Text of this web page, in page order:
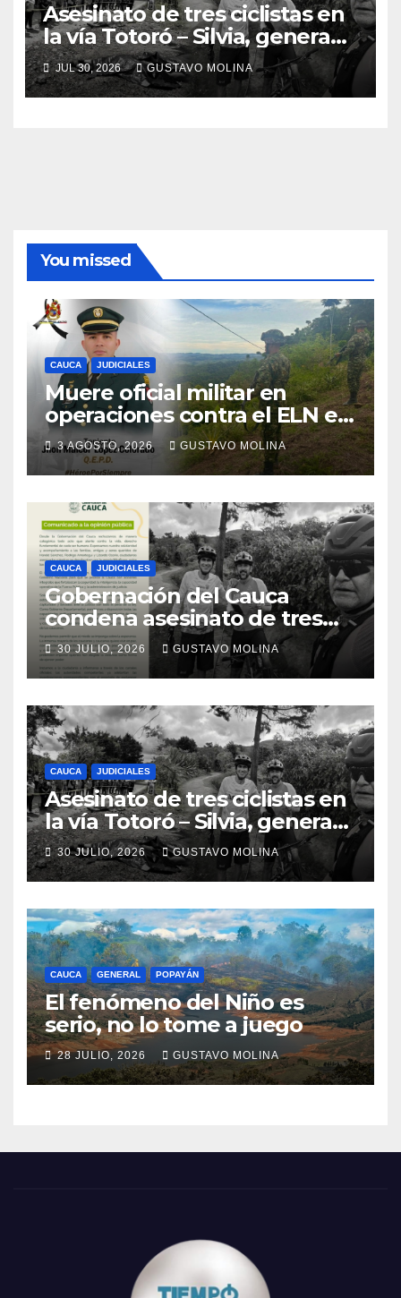
Asesinato de tres ciclistas en
la vía Totoró – Silvia, genera
consternación en el Cauca
JUL 30, 2026 GUSTAVO MOLINA
You missed
CAUCA JUDICIALES
Muere oficial militar en
operaciones contra el ELN en
el sur del Cauca
3 AGOSTO, 2026 GUSTAVO MOLINA
CAUCA JUDICIALES
Gobernación del Cauca
condena asesinato de tres
ciudadanos y exige medidas
urgentes al Gobierno
Nacional
30 JULIO, 2026 GUSTAVO MOLINA
CAUCA JUDICIALES
Asesinato de tres ciclistas en
la vía Totoró – Silvia, genera
consternación en el Cauca
30 JULIO, 2026 GUSTAVO MOLINA
CAUCA GENERAL POPAYÁN
El fenómeno del Niño es
serio, no lo tome a juego
28 JULIO, 2026 GUSTAVO MOLINA